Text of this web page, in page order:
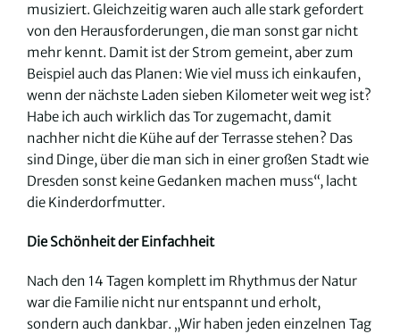
musiziert. Gleichzeitig waren auch alle stark gefordert
von den Herausforderungen, die man sonst gar nicht
mehr kennt. Damit ist der Strom gemeint, aber zum
Beispiel auch das Planen: Wie viel muss ich einkaufen,
wenn der nächste Laden sieben Kilometer weit weg ist?
Habe ich auch wirklich das Tor zugemacht, damit
nachher nicht die Kühe auf der Terrasse stehen? Das
sind Dinge, über die man sich in einer großen Stadt wie
Dresden sonst keine Gedanken machen muss“, lacht
die Kinderdorfmutter.
Die Schönheit der Einfachheit
Nach den 14 Tagen komplett im Rhythmus der Natur
war die Familie nicht nur entspannt und erholt,
sondern auch dankbar. „Wir haben jeden einzelnen Tag